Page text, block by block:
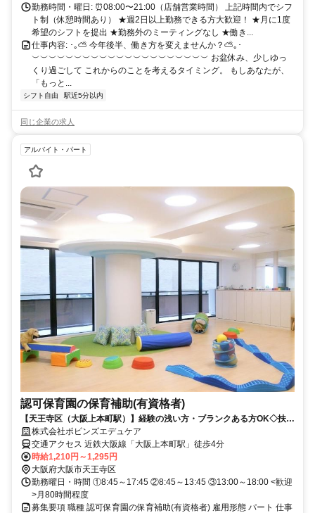
き、 天王寺・なんば方面からのアクセスも便利◎
勤務時間・曜日: ⏰08:00〜21:00（店舗営業時間） 上記時間内でシフ
ト制（休憩時間あり） ★週2日以上勤務できる方大歓迎！ ★月に1度
希望のシフトを提出 ★勤務外のミーティングなし ★働き...
仕事内容: ･｡⛅ 今年後半、働き方を変えませんか？⛅｡･
︶︶︶︶︶︶︶︶︶︶︶︶︶︶︶︶︶︶︶︶︶ お盆休み、少しゆっ
くり過ごして これからのことを考えるタイミング。 もしあなたが、
「もっと...
シフト自由 駅近5分以内
同じ企業の求人
アルバイト・パート
認可保育園の保育補助(有資格者)
【天王寺区（大阪上本町駅）】経験の浅い方・ブランクある方OK◇扶養
内・Wワークも◎
株式会社ポピンズエデュケア
交通アクセス 近鉄大阪線「大阪上本町駅」徒歩4分
時給1,210円～1,295円
大阪府大阪市天王寺区
勤務曜日・時間 ①8:45～17:45 ②8:45～13:45 ③13:00～18:00 <歓迎
>月80時間程度
募集要項 職種 認可保育園の保育補助(有資格者) 雇用形態 パート 仕事